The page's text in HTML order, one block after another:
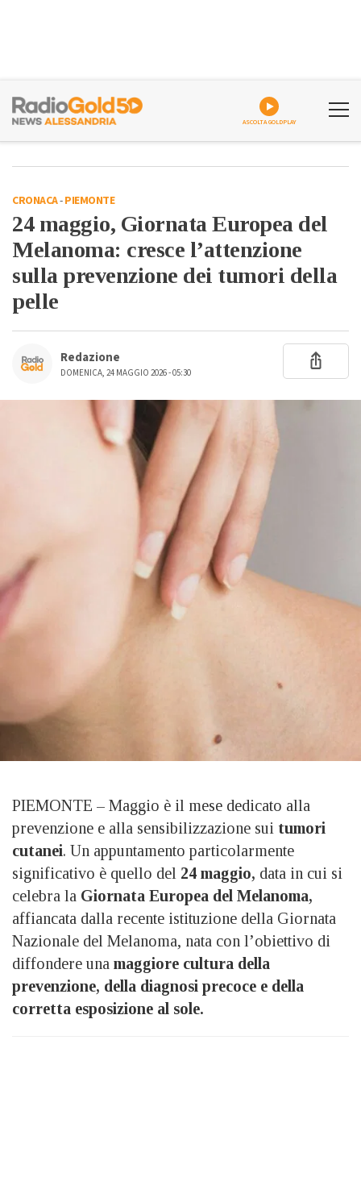
ASCOLTA GOLDPLAY
CRONACA-PIEMONTE
24 maggio, Giornata Europea del
Melanoma: cresce l’attenzione
sulla prevenzione dei tumori della
pelle
Redazione
DOMENICA, 24 MAGGIO 2026 - 05:30
PIEMONTE – Maggio è il mese dedicato alla
prevenzione e alla sensibilizzazione sui tumori
cutanei. Un appuntamento particolarmente
significativo è quello del 24 maggio, data in cui si
celebra la Giornata Europea del Melanoma,
affiancata dalla recente istituzione della Giornata
Nazionale del Melanoma, nata con l’obiettivo di
diffondere una maggiore cultura della
prevenzione, della diagnosi precoce e della
corretta esposizione al sole.